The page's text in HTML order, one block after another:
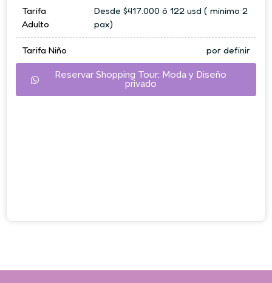
Tarifa
Adulto
Desde $417.000 ó 122 usd ( minimo 2
pax)
Tarifa Niño por definir
Reservar Shopping Tour: Moda y Diseño
privado